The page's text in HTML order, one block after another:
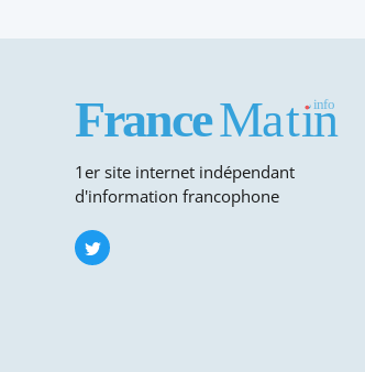
1er site internet indépendant
d'information francophone